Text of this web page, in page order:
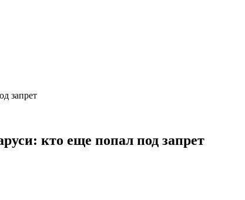
запрет
кто еще попал под запрет